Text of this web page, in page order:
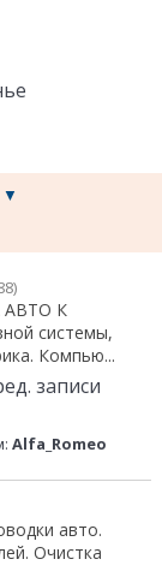
▼
К
системы,
Компью...
записи
Alfa_Romeo
авто.
Очистка